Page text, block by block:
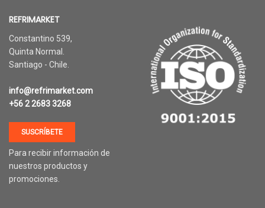
REFRIMARKET
Constantino 539,
Quinta Normal.
Santiago - Chile.
info@refrimarket.com
+56 2 2683 3268
SUSCRÍBETE
Para recibir información de
nuestros productos y
promociones.